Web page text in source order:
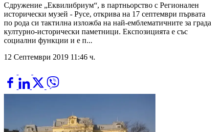
Сдружение „Еквилибриум“, в партньорство с Регионален
исторически музей - Русе, открива на 17 септември първата
по рода си тактилна изложба на най-емблематичните за града
културно-исторически паметници. Експозицията е със
социални функции и е п...
12 Септември 2019 11:46 ч.